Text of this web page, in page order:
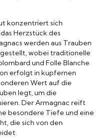
konzentriert sich
Herzstück des
werden aus Trauben
wobei traditionelle
und Folle Blanche
erfolgt in kupfernen
Wert auf die
legt, um die
Der Armagnac reift
besondere Tiefe und eine
die sich von den